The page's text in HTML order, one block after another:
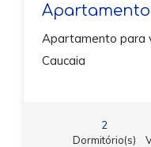
Apartamento
Apartamento para
Caucaia
2
Dormitório(s)